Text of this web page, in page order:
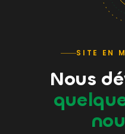
SITE EN
Nous